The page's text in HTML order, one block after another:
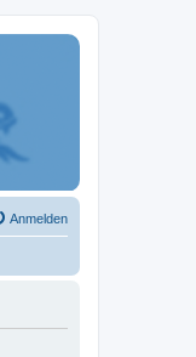
Anmelden